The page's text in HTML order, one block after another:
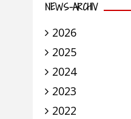
NEWS-ARCHIV
2026
2025
2024
2023
2022